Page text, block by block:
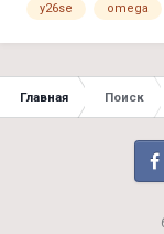
y26se omega
Главная Поиск